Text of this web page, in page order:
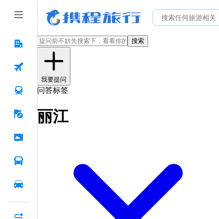
搜索
我要提问
问答标签
丽江